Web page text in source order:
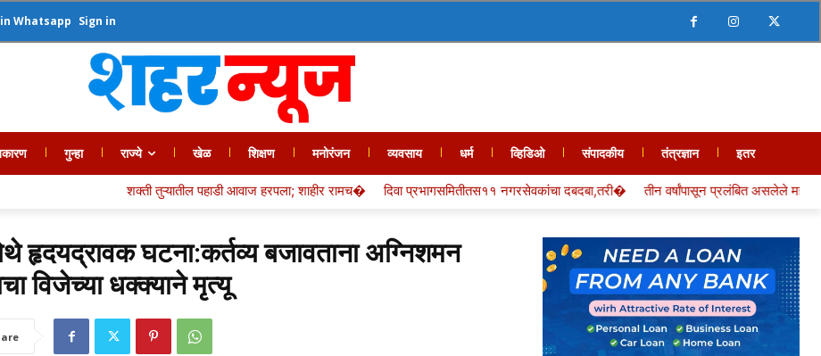
Whatsapp Sign in
गुन्हा राज्ये खेळ शिक्षण मनोरंजन व्यवसाय धर्म व्हिडिओ संपादकीय तंत्रज्ञान इतर
शक्ती तुऱ्यातील पहाडी आवाज हरपला; शाहीर रामच� दिवा प्रभागसमितीतस११ नगरसेवकांचा दबदबा,तरी� तीन वर्षांपासून प्रलंबित असलेले महाराष्ट्र � मुंबई पोर्ट
हृदयद्रावक घटना:कर्तव्य बजावताना अग्निशमन
विजेच्या धक्क्याने मृत्यू